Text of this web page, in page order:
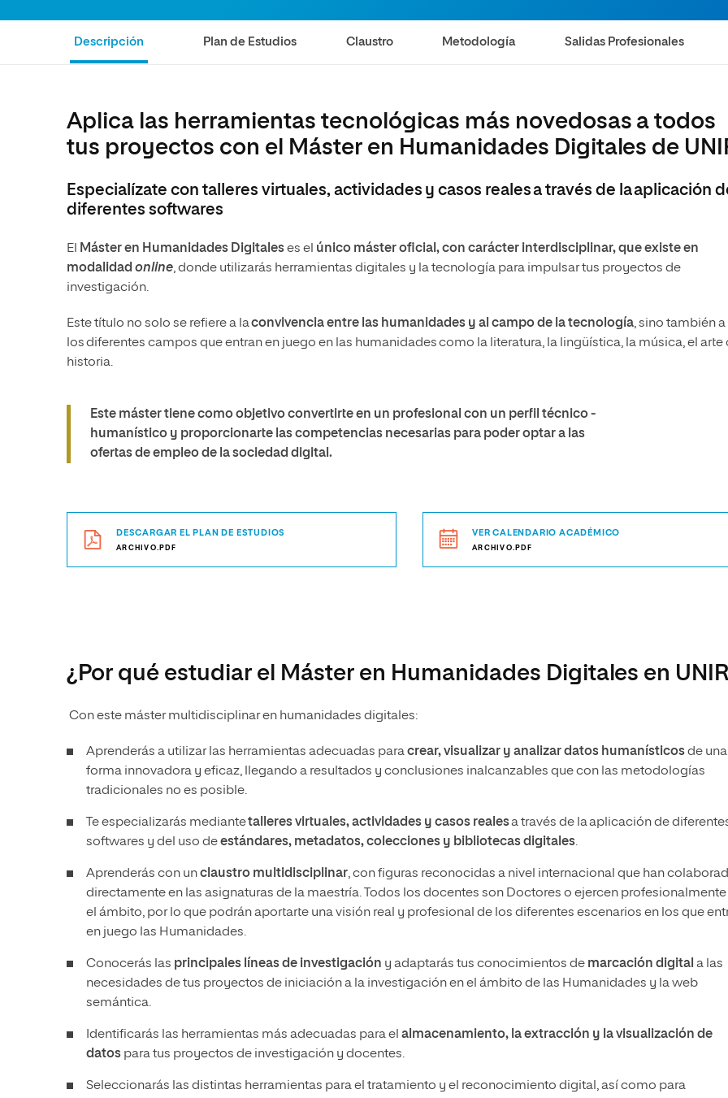
Ciencias de la Salud
Ciencias Sociales
Artes
Diseño
Ciencias de la Salud
Humanidades
Artes
Descripción Plan de Estudios Claustro Metodología Salidas Profesionales
Aplica las herramientas tecnológicas más novedosas a todos
tus proyectos con el Máster en Humanidades Digitales de
Especialízate con talleres virtuales, actividades y casos reales a través de la aplicación
diferentes softwares
El Máster en Humanidades Digitaleses el único máster oficial, con carácter interdisciplinar, que existe en
modalidad online, donde utilizarás herramientas digitales y la tecnología para impulsar tus proyectos de
investigación.
Este título no solo se refiere a laconvivencia entre las humanidades y al campo de la tecnología, sino también a
los diferentes campos que entran en juego en las humanidades como la literatura, la lingüística, la música, el arte
historia.
Este máster tiene como objetivo convertirte en un profesional con un perfil técnico -
humanístico y proporcionarte las competencias necesarias para poder optar a las
ofertas de empleo de la sociedad digital.
DESCARGAR EL PLAN DE ESTUDIOS
ARCHIVO.PDF
VER CALENDARIO ACADÉMICO
ARCHIVO.PDF
¿Por qué estudiar el Máster en Humanidades Digitales en
Con este máster multidisciplinar en humanidades digitales:
Aprenderás a utilizar las herramientas adecuadas paracrear, visualizar y analizar datos humanísticosde una
forma innovadora y eficaz, llegando a resultados y conclusiones inalcanzables que con las metodologías
tradicionales no es posible.
Te especializarás mediantetalleres virtuales, actividades y casos realesa través de la aplicación de
softwares y del uso deestándares, metadatos, colecciones y bibliotecas digitales.
Aprenderás con unclaustro multidisciplinar, con figuras reconocidas a nivel internacional que han
directamente en las asignaturas de la maestría. Todos los docentes son Doctores o ejercen profesionalmente
el ámbito, por lo que podrán aportarte una visión real y profesional de los diferentes escenarios en los que
en juego las Humanidades.
Conocerás las principales líneas de investigación y adaptarás tus conocimientos de marcación digital a las
necesidades de tus proyectos de iniciación a la investigación en el ámbito de las Humanidades y la web
semántica.
Identificarás las herramientas más adecuadas para el almacenamiento, la extracción y la visualización de
datos para tus proyectos de investigación y docentes.
Seleccionarás las distintas herramientas para el tratamiento y el reconocimiento digital, así como para